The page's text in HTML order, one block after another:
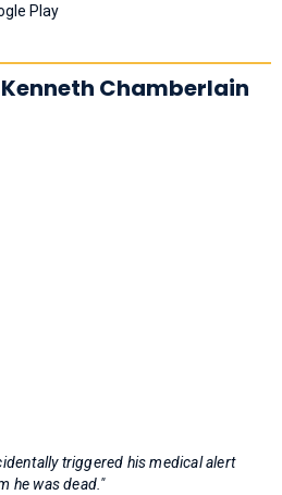
Play
Chamberlain
triggered his medical alert
he was dead."